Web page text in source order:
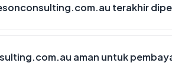
terakhir
aman untuk